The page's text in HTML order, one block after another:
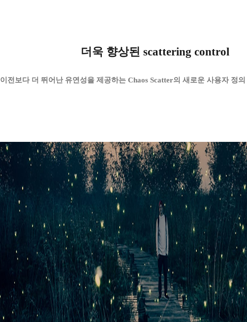
더욱 향상된 scattering control
이전보다 더 뛰어난 유연성을 제공하는 Chaos Scatter의 새로운 사용자 정